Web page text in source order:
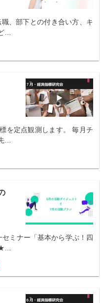
、部下との付き合い方、キ
…
を定点観測します。 毎月チ
…
ミナー「基本から学ぶ！四